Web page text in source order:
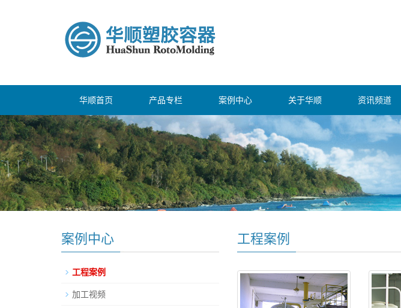
华顺首页 产品专栏 案例中心 关于华顺 资讯频道
工程案例
案例中心
工程案例
加工视频